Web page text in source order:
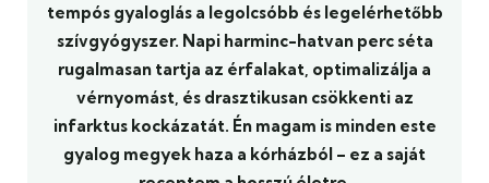
tempós gyaloglás a legolcsóbb és legelérhetőbb
szívgyógyszer. Napi harminc-hatvan perc séta
rugalmasan tartja az érfalakat, optimalizálja a
vérnyomást, és drasztikusan csökkenti az
infarktus kockázatát. Én magam is minden este
gyalog megyek haza a kórházból – ez a saját